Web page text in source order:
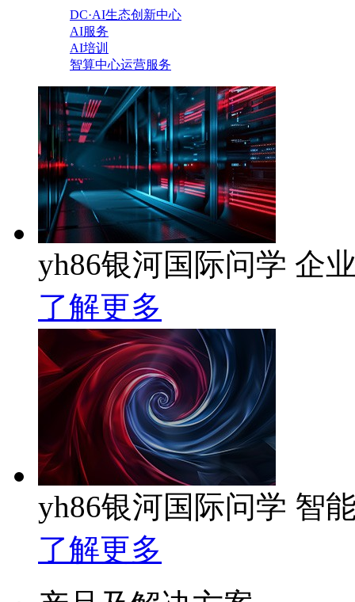
DC·AI生态创新中心
AI服务
AI培训
智算中心运营服务
yh86银河国际问学 企
了解更多
yh86银河国际问学 智
了解更多